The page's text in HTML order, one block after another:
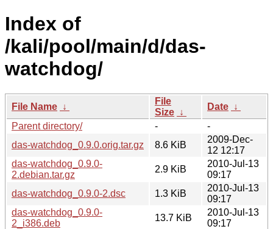
Index of
/kali/pool/main/d/das-
watchdog/
File Name ↓
File
Size ↓
Date ↓
Parent directory/
-
-
das-watchdog_0.9.0.orig.tar.gz
8.6 KiB
2009-Dec-
12 12:17
das-watchdog_0.9.0-
2.debian.tar.gz
2.9 KiB
2010-Jul-13
09:17
das-watchdog_0.9.0-2.dsc
1.3 KiB
2010-Jul-13
09:17
das-watchdog_0.9.0-
2_i386.deb
13.7 KiB
2010-Jul-13
09:17